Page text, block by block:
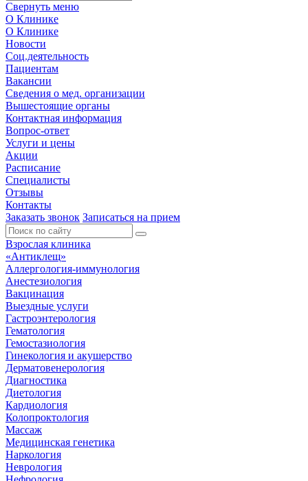
Свернуть меню
О Клинике
О Клинике
Новости
Соц.деятельность
Пациентам
Вакансии
Сведения о мед. организации
Вышестоящие органы
Контактная информация
Вопрос-ответ
Услуги и цены
Акции
Расписание
Специалисты
Отзывы
Контакты
Заказать звонок Записаться на прием
Взрослая клиника
«Антиклещ»
Аллергология-иммунология
Анестезиология
Вакцинация
Выездные услуги
Гастроэнтерология
Гематология
Гемостазиология
Гинекология и акушерство
Дерматовенерология
Диагностика
Диетология
Кардиология
Колопроктология
Массаж
Медицинская генетика
Наркология
Неврология